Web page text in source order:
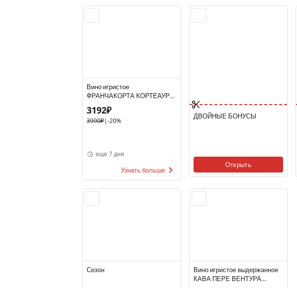
Вино игристое
ФРАНЧАКОРТА КОРТЕАУРА
РОЗЕ 10-13.5% 0.75, розовое,
брют, Италия
3192₽
3990₽|-20%
еще 7 дня
Узнать больше
ДВОЙНЫЕ БОНУСЫ
Открыть
Сезон
Вино игристое выдержанное
КАВА ПЕРЕ ВЕНТУРА